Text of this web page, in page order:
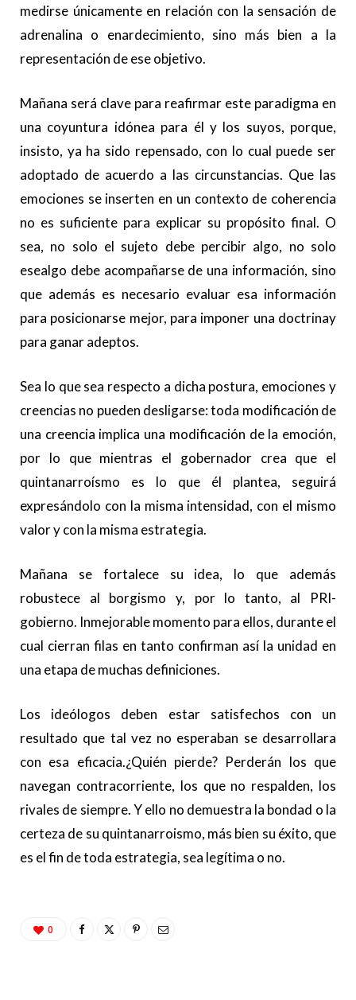
medirse únicamente en relación con la sensación de
adrenalina o enardecimiento, sino más bien a la
representación de ese objetivo.
Mañana será clave para reafirmar este paradigma en
una coyuntura idónea para él y los suyos, porque,
insisto, ya ha sido repensado, con lo cual puede ser
adoptado de acuerdo a las circunstancias. Que las
emociones se inserten en un contexto de coherencia
no es suficiente para explicar su propósito final. O
sea, no solo el sujeto debe percibir algo, no solo
esealgo debe acompañarse de una información, sino
que además es necesario evaluar esa información
para posicionarse mejor, para imponer una doctrinay
para ganar adeptos.
Sea lo que sea respecto a dicha postura, emociones y
creencias no pueden desligarse: toda modificación de
una creencia implica una modificación de la emoción,
por lo que mientras el gobernador crea que el
quintanarroísmo es lo que él plantea, seguirá
expresándolo con la misma intensidad, con el mismo
valor y con la misma estrategia.
Mañana se fortalece su idea, lo que además
robustece al borgismo y, por lo tanto, al PRI-
gobierno. Inmejorable momento para ellos, durante el
cual cierran filas en tanto confirman así la unidad en
una etapa de muchas definiciones.
Los ideólogos deben estar satisfechos con un
resultado que tal vez no esperaban se desarrollara
con esa eficacia.¿Quién pierde? Perderán los que
navegan contracorriente, los que no respalden, los
rivales de siempre. Y ello no demuestra la bondad o la
certeza de su quintanarroismo, más bien su éxito, que
es el fin de toda estrategia, sea legítima o no.
0